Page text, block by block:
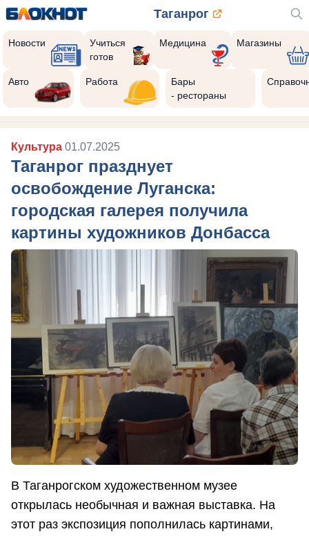
Таганрог
Новости
Учиться
готов
Медицина Магазины
Авто Работа
Бары
- рестораны
Культура 01.07.2025
Таганрог празднует
освобождение Луганска:
городская галерея получила
картины художников Донбасса
В Таганрогском художественном музее
открылась необычная и важная выставка. На
этот раз экспозиция пополнилась картинами,